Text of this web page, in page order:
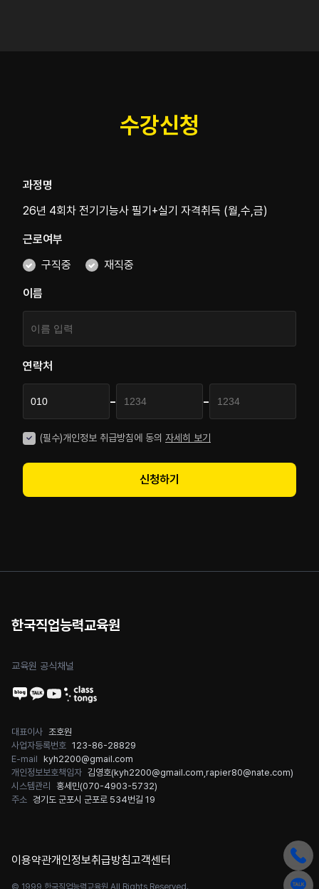
수강신청
과정명
26년 4회차 전기기능사 필기+실기 자격취득 (월,수,금)
근로여부
구직중
재직중
이름
연락처
- -
(필수)개인정보 취급방침에 동의 자세히 보기
신청하기
한국직업능력교육원
교육원 공식채널
대표이사 조호원
사업자등록번호 123-86-28829
E-mail kyh2200@gmail.com
개인정보보호책임자 김영호(kyh2200@gmail.com rapier80@nate.com)
시스템관리
홍세민(070-4903-5732)
주소 경기도 군포시 군포로 534번길 19
이용약관개인정보취급방침고객센터